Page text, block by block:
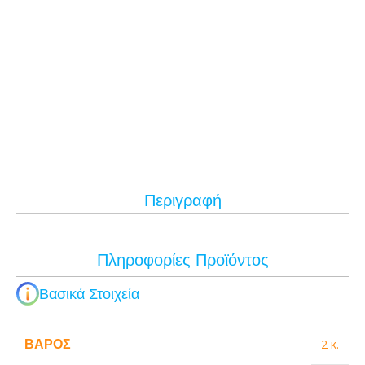
Περιγραφή
Πληροφορίες Προϊόντος
Βασικά Στοιχεία
ΒΆΡΟΣ 2 κ.